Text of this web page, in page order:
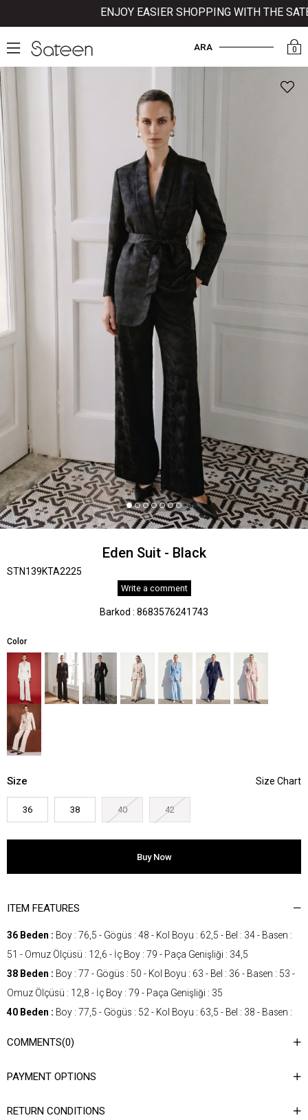
ENJOY EASIER SHOPPING WITH THE
0
ARA
Eden Suit - Black
STN139KTA2225
Write a comment
Barkod : 8683576241743
Color
Size
36 38 40 42
ITEM FEATURES
36 Beden : Boy : 76,5 - Gögüs : 48 - Kol Boyu : 62,5 - Bel : 34 - Basen :
51 - Omuz Ölçüsü : 12,6 - İç Boy : 79 - Paça Genişliği : 34,5
38 Beden : Boy : 77 - Gögüs : 50 - Kol Boyu : 63 - Bel : 36 - Basen : 53 -
Omuz Ölçüsü : 12,8 - İç Boy : 79 - Paça Genişliği : 35
40 Beden : Boy : 77,5 - Gögüs : 52 - Kol Boyu : 63,5 - Bel : 38 - Basen :
Boy : 78 - Gögüs : 54 - Kol Boyu : 64 - Bel : 40 - Basen : 57 -
COMMENTS(0)
PAYMENT OPTIONS
RETURN CONDITIONS